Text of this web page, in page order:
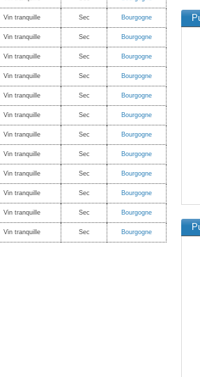
Vin tranquille Sec Bourgogne
Vin tranquille Sec Bourgogne
Vin tranquille Sec Bourgogne
Vin tranquille Sec Bourgogne
Vin tranquille Sec Bourgogne
Vin tranquille Sec Bourgogne
Vin tranquille Sec Bourgogne
Vin tranquille Sec Bourgogne
Vin tranquille Sec Bourgogne
Vin tranquille Sec Bourgogne
Vin tranquille Sec Bourgogne
Vin tranquille Sec Bourgogne